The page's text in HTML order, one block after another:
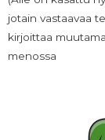
jotain vastaavaa
kirjoittaa
menossa